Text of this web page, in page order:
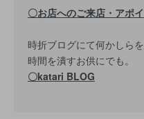
〇お店へのご来店・アポ
時折ブログにて何かしら
時間を潰すお供にでも。
〇katari BLOG